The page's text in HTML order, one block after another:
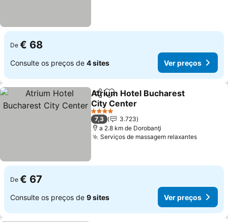
De € 68
Consulte os preços de 4 sites Ver preços
PartilharAdicionar aos favoritos
Atrium Hotel Bucharest
City Center
4 Estrelas
7,3
3.723
a 2.8 km de Dorobanţi
Serviços de massagem relaxantes
De € 67
Consulte os preços de 9 sites Ver preços